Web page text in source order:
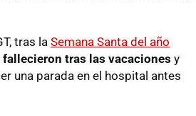
tras la Semana Santa del año
tras las vacaciones y
una parada en el hospital antes